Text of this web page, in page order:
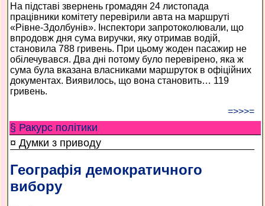
На підставі звернень громадян 24 листопада
працівники комітету перевірили авта на маршруті
«Рівне-Здолбунів». Інспектори запротоколювали, що
впродовж дня сума виручки, яку отримав водій,
становила 788 гривень. При цьому жоден пасажир не
обілечувався. Два дні потому було перевірено, яка ж
сума була вказана власниками маршруток в офіційних
документах. Виявилось, що вона становить… 119
гривень.
=>>>=
§ Ракурс політики
¤ Думки з приводу
Географія демократичного
вибору